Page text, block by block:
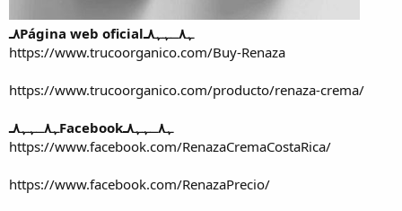
٨ـPágina web oficialﮩ٨ـﮩﮩ٨ـ
https://www.trucoorganico.com/Buy-Renaza
https://www.trucoorganico.com/producto/renaza-crema/
ﮩ٨ـﮩﮩ٨ـFacebookﮩ٨ـﮩﮩ٨ـ
https://www.facebook.com/RenazaCremaCostaRica/
https://www.facebook.com/RenazaPrecio/